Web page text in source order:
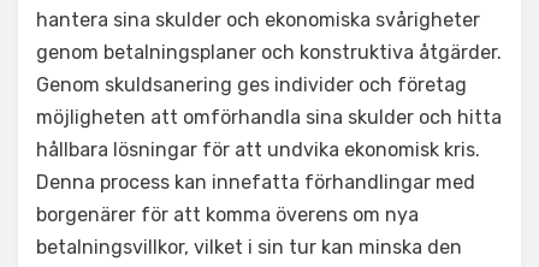
hantera sina skulder och ekonomiska svårigheter
genom betalningsplaner och konstruktiva åtgärder.
Genom skuldsanering ges individer och företag
möjligheten att omförhandla sina skulder och hitta
hållbara lösningar för att undvika ekonomisk kris.
Denna process kan innefatta förhandlingar med
borgenärer för att komma överens om nya
betalningsvillkor, vilket i sin tur kan minska den